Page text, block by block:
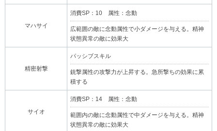
マハサイ
消費SP：10 属性：念動
広範囲の敵に念動属性で小ダメージを与える。精神
状態異常の敵に効果大
精密射撃
パッシブスキル
銃撃属性の攻撃力が上昇する。急所撃ちの効果に累
積する
サイオ
消費SP：14 属性：念動
範囲内の敵に念動属性で中ダメージを与える。精神
状態異常の敵に効果大